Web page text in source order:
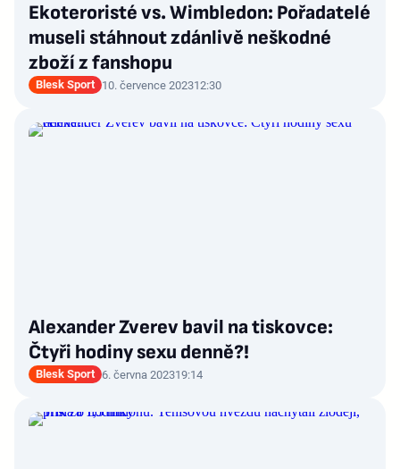
Ekoteroristé vs. Wimbledon: Pořadatelé
museli stáhnout zdánlivě neškodné
zboží z fanshopu
Blesk Sport 10. července 202312:30
Alexander Zverev bavil na tiskovce:
Čtyři hodiny sexu denně?!
Blesk Sport 6. června 202319:14